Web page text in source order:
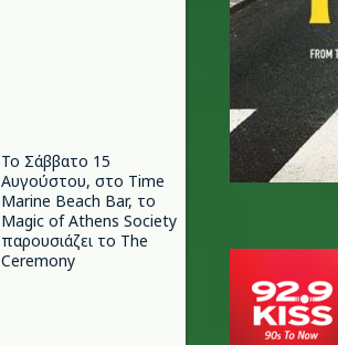
Το Σάββατο 15
Αυγούστου, στο Time
Marine Beach Bar, το
Magic of Athens Society
παρουσιάζει το The
Ceremony